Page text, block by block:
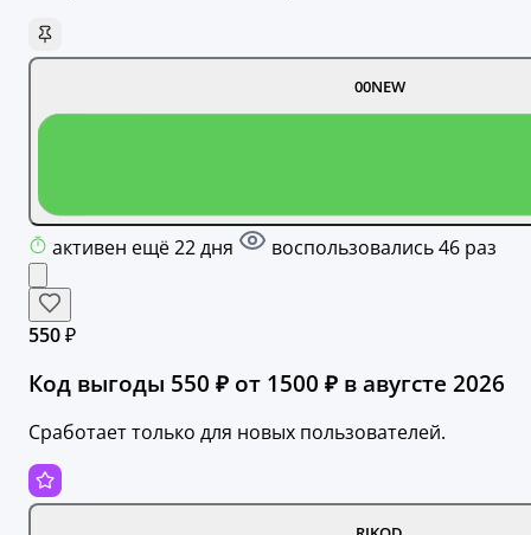
00NEW
активен ещё 22 дня воспользовались 46 раз
550 ₽
Код выгоды 550 ₽ от 1500 ₽ в авугсте 2026
Сработает только для новых пользователей.